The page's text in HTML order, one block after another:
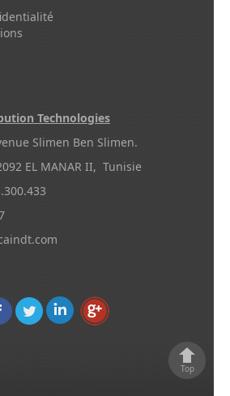
Technologies
Slimen Ben Slimen.
EL MANAR II, Tunisie
Top